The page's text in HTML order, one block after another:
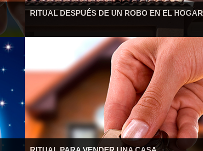
RITUAL DESPUÉS DE UN ROBO EN EL HOGAR